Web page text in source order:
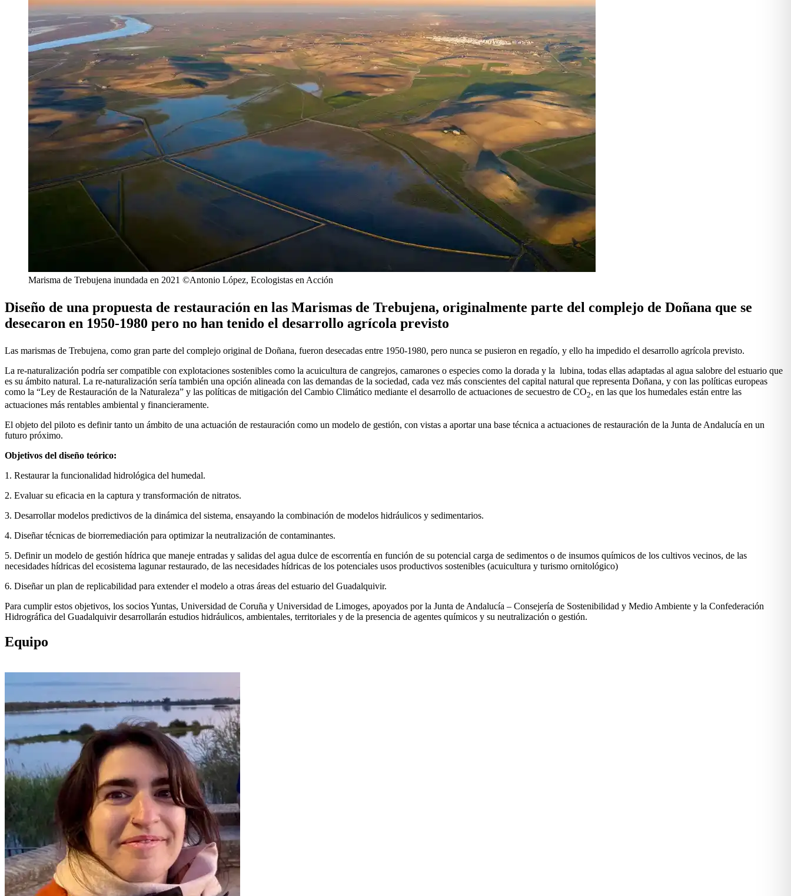
Marisma de Trebujena inundada en 2021 ©Antonio López, Ecologistas en Acción
Diseño de una propuesta de restauración en las Marismas de Trebujena, originalmente parte del complejo de Doñana que se
desecaron en 1950-1980 pero no han tenido el desarrollo agrícola previsto
Las marismas de Trebujena, como gran parte del complejo original de Doñana, fueron desecadas entre 1950-1980, pero nunca se pusieron en regadío, y ello ha impedido el desarrollo agrícola previsto.
La re-naturalización podría ser compatible con explotaciones sostenibles como la acuicultura de cangrejos, camarones o especies como la dorada y la lubina, todas ellas adaptadas al agua salobre del estuario que
es su ámbito natural. La re-naturalización sería también una opción alineada con las demandas de la sociedad, cada vez más conscientes del capital natural que representa Doñana, y con las políticas europeas
como la “Ley de Restauración de la Naturaleza” y las políticas de mitigación del Cambio Climático mediante el desarrollo de actuaciones de secuestro de CO2, en las que los humedales están entre las
actuaciones más rentables ambiental y financieramente.
El objeto del piloto es definir tanto un ámbito de una actuación de restauración como un modelo de gestión, con vistas a aportar una base técnica a actuaciones de restauración de la Junta de Andalucía en un
futuro próximo.
Objetivos del diseño teórico:
1. Restaurar la funcionalidad hidrológica del humedal.
2. Evaluar su eficacia en la captura y transformación de nitratos.
3. Desarrollar modelos predictivos de la dinámica del sistema, ensayando la combinación de modelos hidráulicos y sedimentarios.
4. Diseñar técnicas de biorremediación para optimizar la neutralización de contaminantes.
5. Definir un modelo de gestión hídrica que maneje entradas y salidas del agua dulce de escorrentía en función de su potencial carga de sedimentos o de insumos químicos de los cultivos vecinos, de las
necesidades hídricas del ecosistema lagunar restaurado, de las necesidades hídricas de los potenciales usos productivos sostenibles (acuicultura y turismo ornitológico)
6. Diseñar un plan de replicabilidad para extender el modelo a otras áreas del estuario del Guadalquivir.
Para cumplir estos objetivos, los socios Yuntas, Universidad de Coruña y Universidad de Limoges, apoyados por la Junta de Andalucía – Consejería de Sostenibilidad y Medio Ambiente y la Confederación
Hidrográfica del Guadalquivir desarrollarán estudios hidráulicos, ambientales, territoriales y de la presencia de agentes químicos y su neutralización o gestión.
Equipo